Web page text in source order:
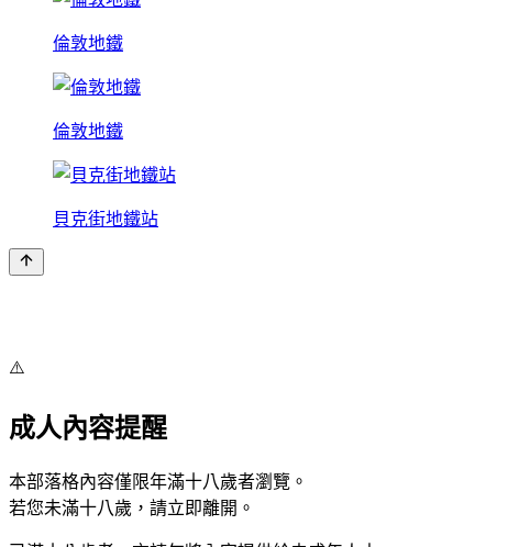
倫敦地鐵
倫敦地鐵
貝克街地鐵站
⚠️
成人內容提醒
本部落格內容僅限年滿十八歲者瀏覽。
若您未滿十八歲，請立即離開。